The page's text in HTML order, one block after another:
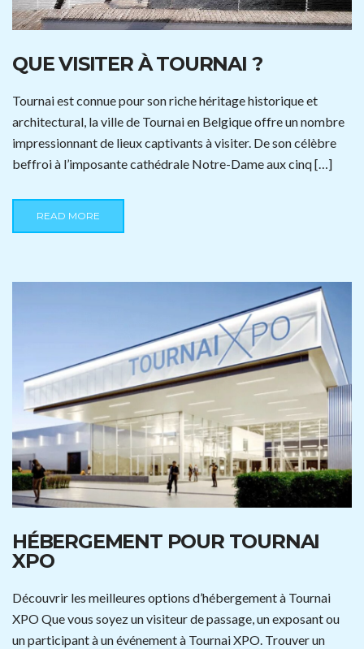
QUE VISITER À TOURNAI ?
Tournai est connue pour son riche héritage historique et
architectural, la ville de Tournai en Belgique offre un nombre
impressionnant de lieux captivants à visiter. De son célèbre
beffroi à l’imposante cathédrale Notre-Dame aux cinq […]
READ MORE
HÉBERGEMENT POUR TOURNAI
XPO
Découvrir les meilleures options d’hébergement à Tournai
XPO Que vous soyez un visiteur de passage, un exposant ou
un participant à un événement à Tournai XPO. Trouver un